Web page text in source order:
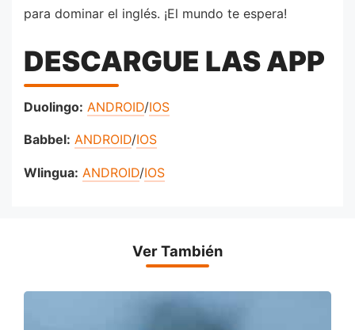
para dominar el inglés. ¡El mundo te espera!
DESCARGUE LAS APP
Duolingo: ANDROID/IOS
Babbel: ANDROID/IOS
Wlingua: ANDROID/IOS
Ver También